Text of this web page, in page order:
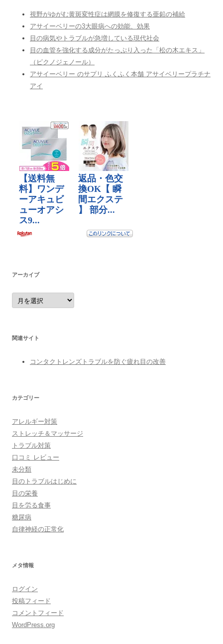
視野がゆがむ黄斑変性症は網膜を修復する亜鉛の補給
アサイーベリーの3大眼病への効能、効果
目の病気やトラブルが急増している現代社会
目の血管を強化する成分がたっぷり入った「松の木エキス」
（ピクノジェノール）
アサイーベリー のサプリ ふくふく本舗 アサイベリープラチナ
アイ
アーカイブ
ア
ー
カ
関連サイト
コンタクトレンズトラブルを防ぐ疲れ目の改善
カテゴリー
アレルギー対策
ストレッチ＆マッサージ
トラブル対策
口コミ レビュー
未分類
目のトラブルはじめに
目の栄養
目を労る食事
糖尿病
自律神経の正常化
メタ情報
ログイン
投稿フィード
コメントフィード
WordPress.org